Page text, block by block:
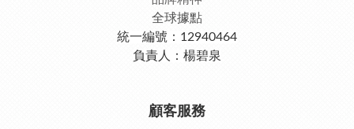
全球據點
統一編號：12940464
負責人：楊碧泉
顧客服務